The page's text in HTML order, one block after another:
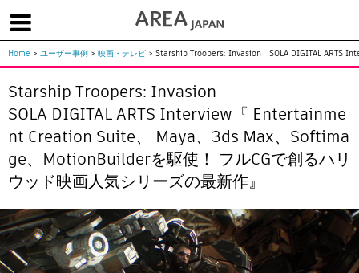
体験版で始める 学生向け無償版 ソフトを購入
About us | フォーラム | お問合せ | メールマガジン
コラム
Columns
チュートリアル
Tutorials
ユーザー事例
User Stories
ムービー イベント
求人
Jobs
注目のキーワード
インディー版
Home > ユーザー事例 > 映画・テレビ > Starship Troopers: Invasion SOLA DIGITAL ARTS
Starship Troopers: Invasion
SOLA DIGITAL ARTS Interview『 Entertainme
nt Creation Suite、 Maya、3ds Max、Softima
ge、MotionBuilderを駆使！ フルCGで創るハリ
ウッド映画人気シリーズの最新作』